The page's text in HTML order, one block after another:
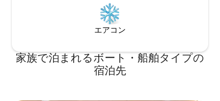
エアコン
家族で泊まれるボート・船舶タイプの
宿泊先